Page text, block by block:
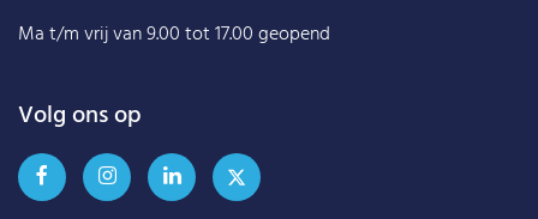
Ma t/m vrij van 9.00 tot 17.00 geopend
Volg ons op